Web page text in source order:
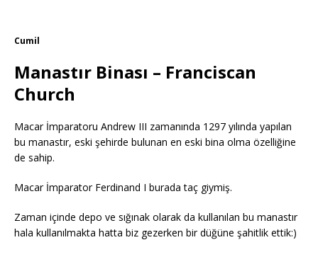
Cumil
Manastır Binası – Franciscan
Church
Macar İmparatoru Andrew III zamanında 1297 yılında yapılan
bu manastır, eski şehirde bulunan en eski bina olma özelliğine
de sahip.
Macar İmparator Ferdinand I burada taç giymiş.
Zaman içinde depo ve sığınak olarak da kullanılan bu manastır
hala kullanılmakta hatta biz gezerken bir düğüne şahitlik ettik:)